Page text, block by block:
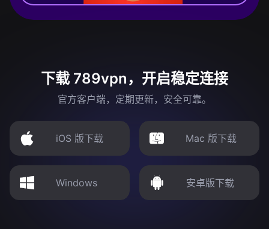
下载 789vpn，开启稳定连接
官方客户端，定期更新，安全可靠。
iOS 版下载 Mac 版下载
Windows 安卓版下载